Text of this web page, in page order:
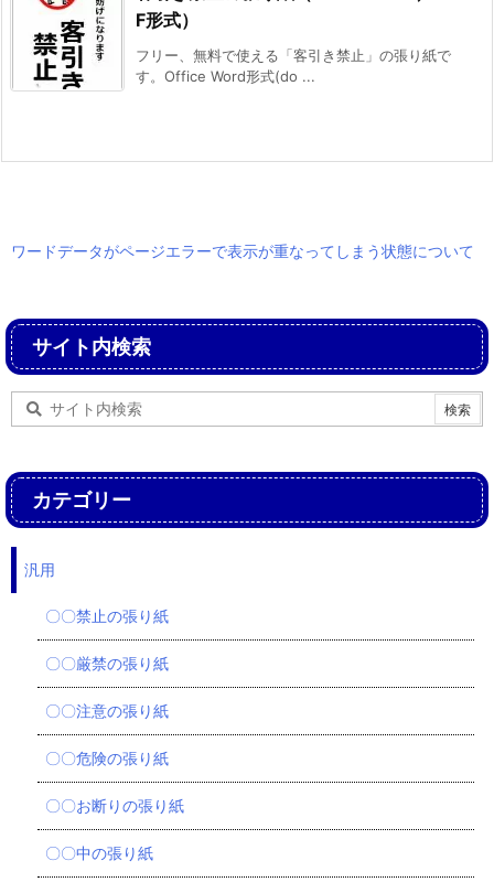
F形式）
フリー、無料で使える「客引き禁止」の張り紙で
す。Office Word形式(do ...
ワードデータがページエラーで表示が重なってしまう状態について
サイト内検索
カテゴリー
汎用
〇〇禁止の張り紙
〇〇厳禁の張り紙
〇〇注意の張り紙
〇〇危険の張り紙
〇〇お断りの張り紙
〇〇中の張り紙